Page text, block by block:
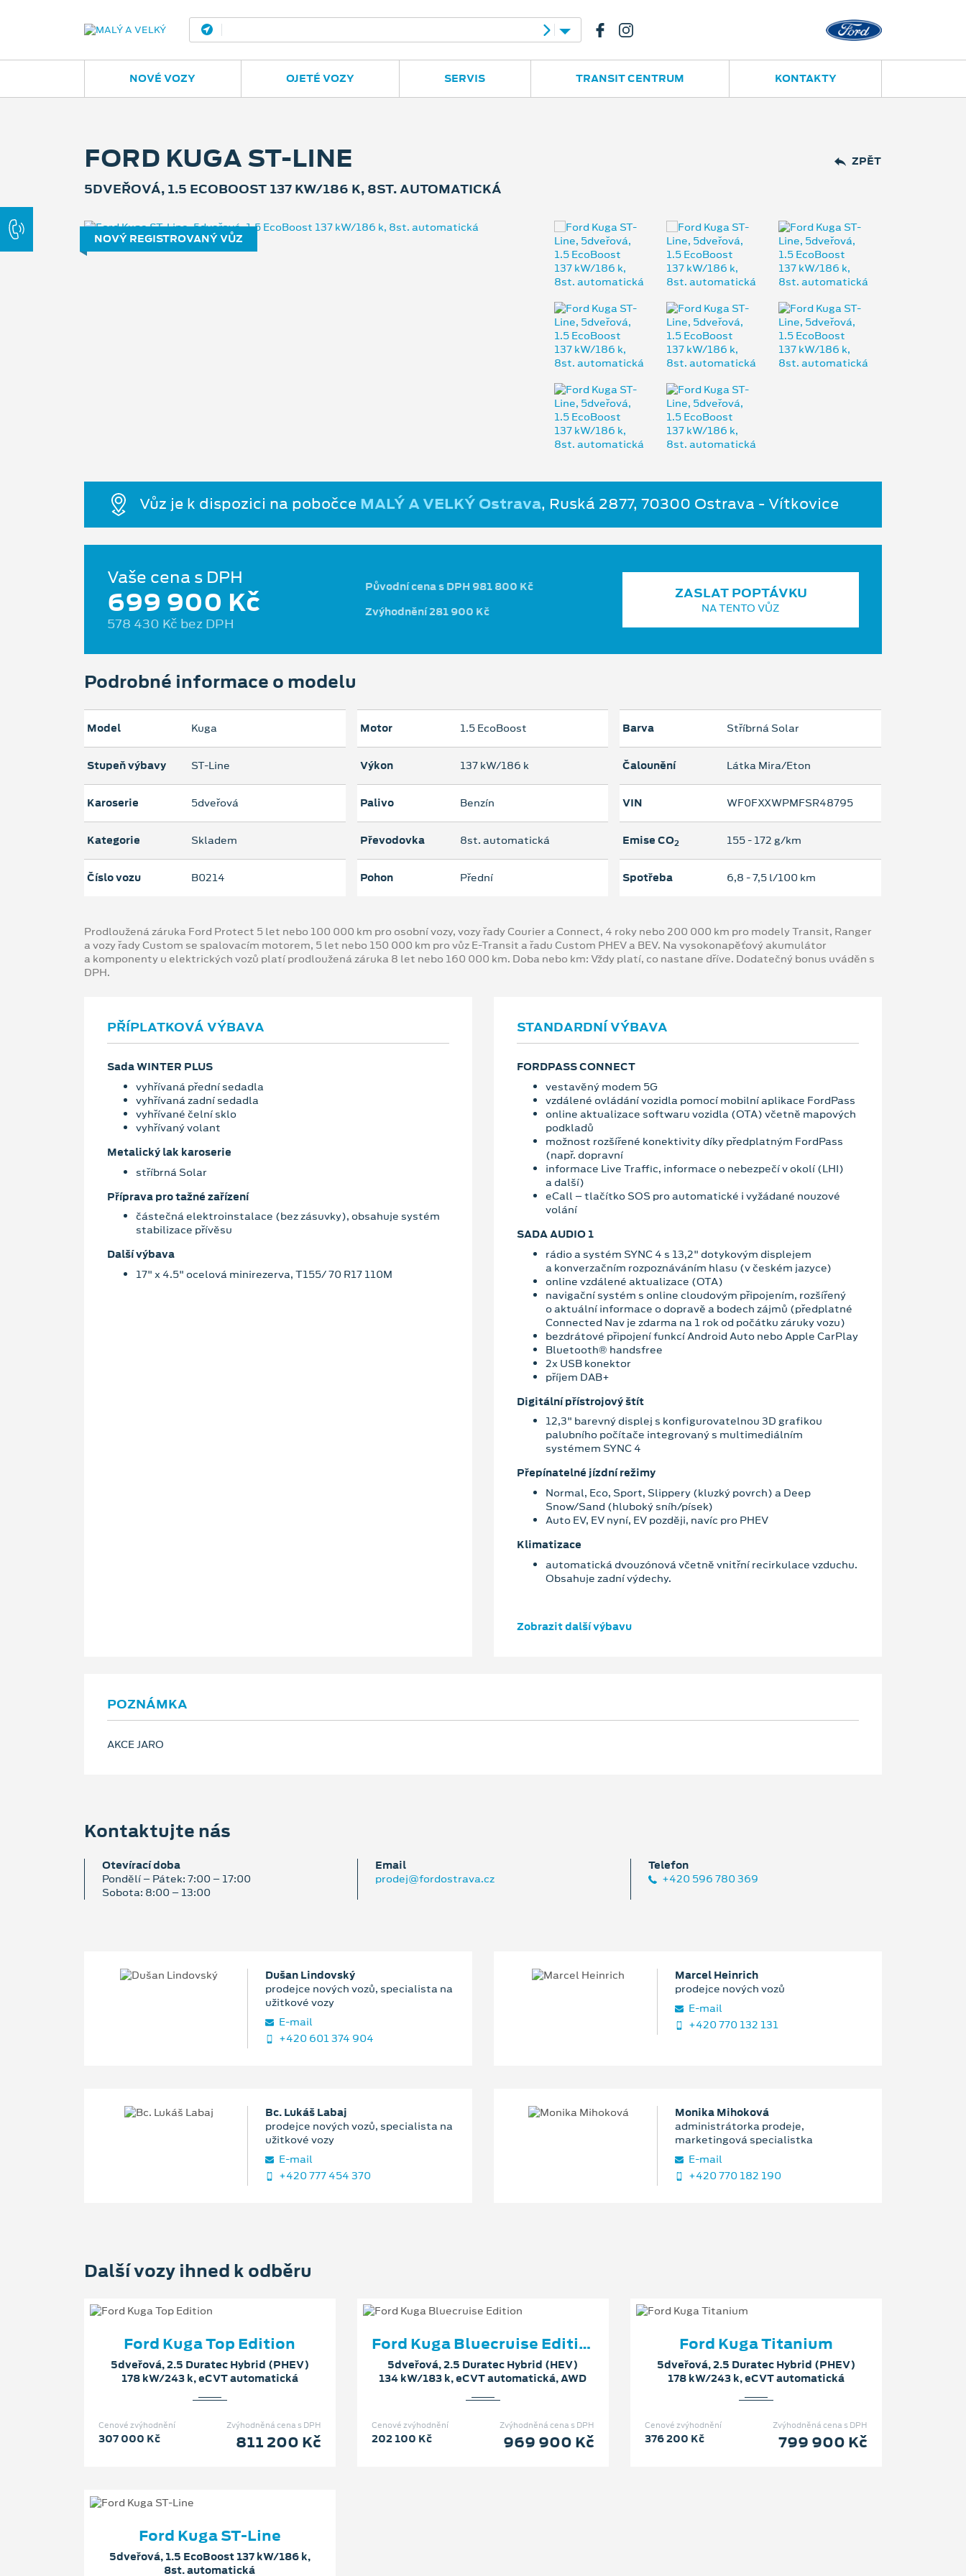
Opava
NOVÉ VOZY OJETÉ VOZY SERVIS TRANSIT CENTRUM KONTAKTY
ZPĚT
FORD KUGA ST-LINE
5DVEŘOVÁ, 1.5 ECOBOOST 137 KW/186 K, 8ST. AUTOMATICKÁ
NOVÝ REGISTROVANÝ VŮZ
Vůz je k dispozici na pobočce MALÝ A VELKÝ Ostrava, Ruská 2877, 70300 Ostrava - Vítkovice
Vaše cena s DPH
699 900 Kč
578 430 Kč bez DPH
Původní cena s DPH 981 800 Kč
Zvýhodnění 281 900 Kč
ZASLAT POPTÁVKU
NA TENTO VŮZ
Podrobné informace o modelu
Model Kuga
Stupeň výbavy ST-Line
Karoserie 5dveřová
Kategorie Skladem
Číslo vozu B0214
Motor 1.5 EcoBoost
Výkon 137 kW/186 k
Palivo Benzín
Převodovka 8st. automatická
Pohon Přední
Barva Stříbrná Solar
Čalounění Látka Mira/Eton
VIN WF0FXXWPMFSR48795
Emise CO2 155 ‐ 172 g/km
Spotřeba 6,8 ‐ 7,5 l/100 km
Prodloužená záruka Ford Protect 5 let nebo 100 000 km pro osobní vozy, vozy řady Courier a Connect, 4 roky nebo 200 000 km pro modely Transit, Ranger
a vozy řady Custom se spalovacím motorem, 5 let nebo 150 000 km pro vůz E-Transit a řadu Custom PHEV a BEV. Na vysokonapěťový akumulátor
a komponenty u elektrických vozů platí prodloužená záruka 8 let nebo 160 000 km. Doba nebo km: Vždy platí, co nastane dříve. Dodatečný bonus uváděn s
DPH.
PŘÍPLATKOVÁ VÝBAVA
Sada WINTER PLUS
vyhřívaná přední sedadla
vyhřívaná zadní sedadla
vyhřívané čelní sklo
vyhřívaný volant
Metalický lak karoserie
stříbrná Solar
Příprava pro tažné zařízení
částečná elektroinstalace (bez zásuvky), obsahuje systém
stabilizace přívěsu
Další výbava
17" x 4.5" ocelová minirezerva, T155/ 70 R17 110M
STANDARDNÍ VÝBAVA
FORDPASS CONNECT
vestavěný modem 5G
vzdálené ovládání vozidla pomocí mobilní aplikace FordPass
online aktualizace softwaru vozidla (OTA) včetně mapových
podkladů
možnost rozšířené konektivity díky předplatným FordPass
(např. dopravní
informace Live Traffic, informace o nebezpečí v okolí (LHI)
a další)
eCall – tlačítko SOS pro automatické i vyžádané nouzové
volání
SADA AUDIO 1
rádio a systém SYNC 4 s 13,2" dotykovým displejem
a konverzačním rozpoznáváním hlasu (v českém jazyce)
online vzdálené aktualizace (OTA)
navigační systém s online cloudovým připojením, rozšířený
o aktuální informace o dopravě a bodech zájmů (předplatné
Connected Nav je zdarma na 1 rok od počátku záruky vozu)
bezdrátové připojení funkcí Android Auto nebo Apple CarPlay
Bluetooth® handsfree
2x USB konektor
příjem DAB+
Digitální přístrojový štít
12,3" barevný displej s konfigurovatelnou 3D grafikou
palubního počítače integrovaný s multimediálním
systémem SYNC 4
Přepínatelné jízdní režimy
Normal, Eco, Sport, Slippery (kluzký povrch) a Deep
Snow/Sand (hluboký sníh/písek)
Auto EV, EV nyní, EV později, navíc pro PHEV
Klimatizace
automatická dvouzónová včetně vnitřní recirkulace vzduchu.
Obsahuje zadní výdechy.
Zobrazit další výbavu
POZNÁMKA
AKCE JARO
Kontaktujte nás
Otevírací doba
Pondělí – Pátek: 7:00 – 17:00
Sobota: 8:00 – 13:00
Email
prodej@fordostrava.cz
Telefon
+420 596 780 369
Dušan Lindovský
prodejce nových vozů, specialista na
užitkové vozy
E‑mail
+420 601 374 904
Marcel Heinrich
prodejce nových vozů
E‑mail
+420 770 132 131
Bc. Lukáš Labaj
prodejce nových vozů, specialista na
užitkové vozy
E‑mail
+420 777 454 370
Monika Mihoková
administrátorka prodeje,
marketingová specialistka
E‑mail
+420 770 182 190
Další vozy ihned k odběru
Ford Kuga Top Edition
5dveřová, 2.5 Duratec Hybrid (PHEV)
178 kW/243 k, eCVT automatická
Zvýhodněná cena s DPH
811 200 Kč
Cenové zvýhodnění
307 000 Kč
Ford Kuga Bluecruise Edition
5dveřová, 2.5 Duratec Hybrid (HEV)
134 kW/183 k, eCVT automatická, AWD
Zvýhodněná cena s DPH
969 900 Kč
Cenové zvýhodnění
202 100 Kč
Ford Kuga Titanium
5dveřová, 2.5 Duratec Hybrid (PHEV)
178 kW/243 k, eCVT automatická
Zvýhodněná cena s DPH
799 900 Kč
Cenové zvýhodnění
376 200 Kč
Ford Kuga ST-Line
5dveřová, 1.5 EcoBoost 137 kW/186 k,
8st. automatická